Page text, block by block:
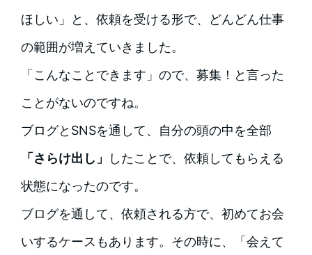
ほしい」と、依頼を受ける形で、どんどん仕事
の範囲が増えていきました。
「こんなことできます」ので、募集！と言った
ことがないのですね。
ブログとSNSを通して、自分の頭の中を全部
「さらけ出し」
したことで、依頼してもらえる
状態になったのです。
ブログを通して、依頼される方で、初めてお会
いするケースもあります。その時に、「会えて